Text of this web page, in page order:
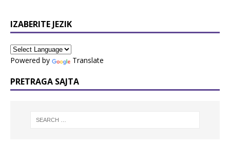
IZABERITE JEZIK
Powered by Translate
PRETRAGA SAJTA